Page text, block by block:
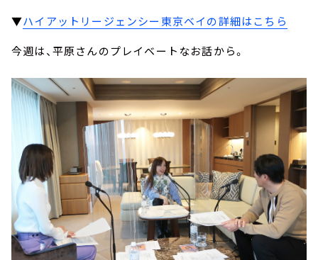
▼ハイアットリージェンシー東京ベイの詳細はこちら
今週は、平原さんのプレイベートなお話から。